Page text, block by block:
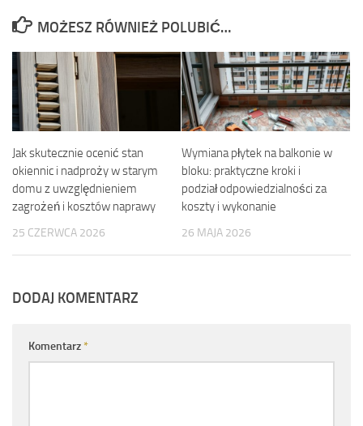
MOŻESZ RÓWNIEŻ POLUBIĆ…
Jak skutecznie ocenić stan
okiennic i nadproży w starym
domu z uwzględnieniem
zagrożeń i kosztów naprawy
25 CZERWCA 2026
Wymiana płytek na balkonie w
bloku: praktyczne kroki i
podział odpowiedzialności za
koszty i wykonanie
26 MAJA 2026
DODAJ KOMENTARZ
Komentarz*